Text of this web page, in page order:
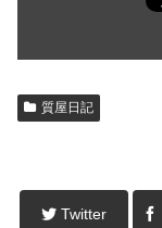
質屋日記
Twitter